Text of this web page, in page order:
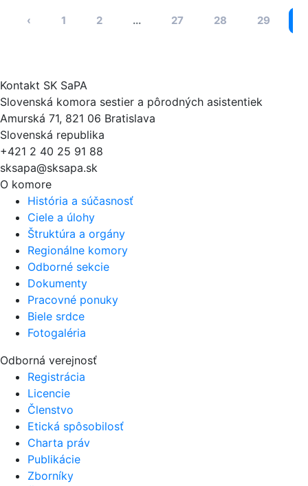
‹ 1 2 ... 27 28 29
Kontakt SK SaPA
Slovenská komora sestier a pôrodných asistentiek
Amurská 71, 821 06 Bratislava
Slovenská republika
+421 2 40 25 91 88
sksapa@sksapa.sk
O komore
História a súčasnosť
Ciele a úlohy
Štruktúra a orgány
Regionálne komory
Odborné sekcie
Dokumenty
Pracovné ponuky
Biele srdce
Fotogaléria
Odborná verejnosť
Registrácia
Licencie
Členstvo
Etická spôsobilosť
Charta práv
Publikácie
Zborníky